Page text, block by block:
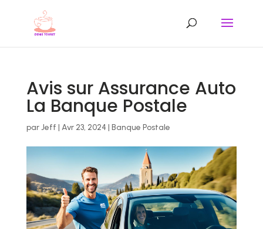
Avis sur Assurance Auto
La Banque Postale
parJeff | Avr 23, 2024 | Banque Postale